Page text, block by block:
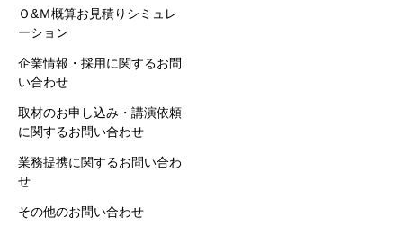
Ｏ&Ｍ概算お見積りシミュレ
ーション
企業情報・採用に関するお問
い合わせ
取材のお申し込み・講演依頼
に関するお問い合わせ
業務提携に関するお問い合わ
せ
その他のお問い合わせ